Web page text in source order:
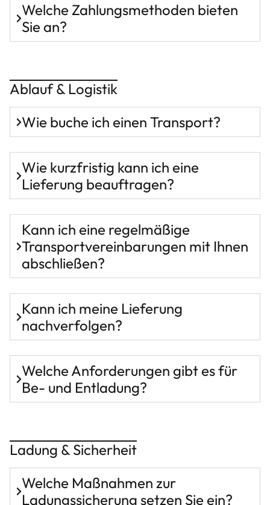
Welche Zahlungsmethoden bieten
Sie an?
Ablauf & Logistik
Wie buche ich einen Transport?
Wie kurzfristig kann ich eine
Lieferung beauftragen?
Kann ich eine regelmäßige
Transportvereinbarungen mit Ihnen
abschließen?
Kann ich meine Lieferung
nachverfolgen?
Welche Anforderungen gibt es für
Be- und Entladung?
Ladung & Sicherheit
Welche Maßnahmen zur
Ladungssicherung setzen Sie ein?